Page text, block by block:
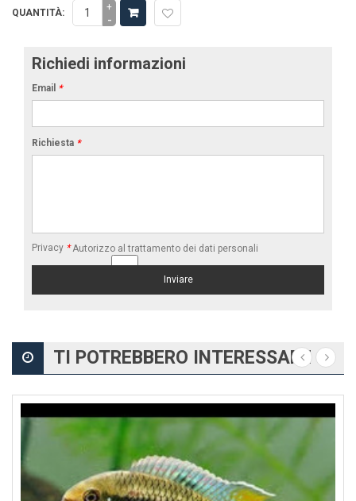
QUANTITÀ: +
-
Richiedi informazioni
Email *
Richiesta *
Privacy * Autorizzo al trattamento dei dati personali
TI POTREBBERO INTERESSARE